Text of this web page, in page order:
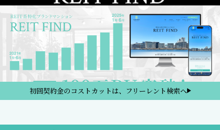
初回契約金のコストカットは、フリーレント検索へ